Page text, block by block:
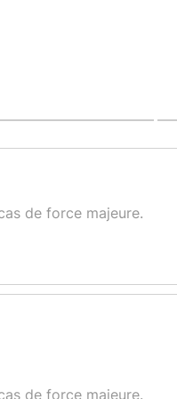
de force majeure.
de force majeure.